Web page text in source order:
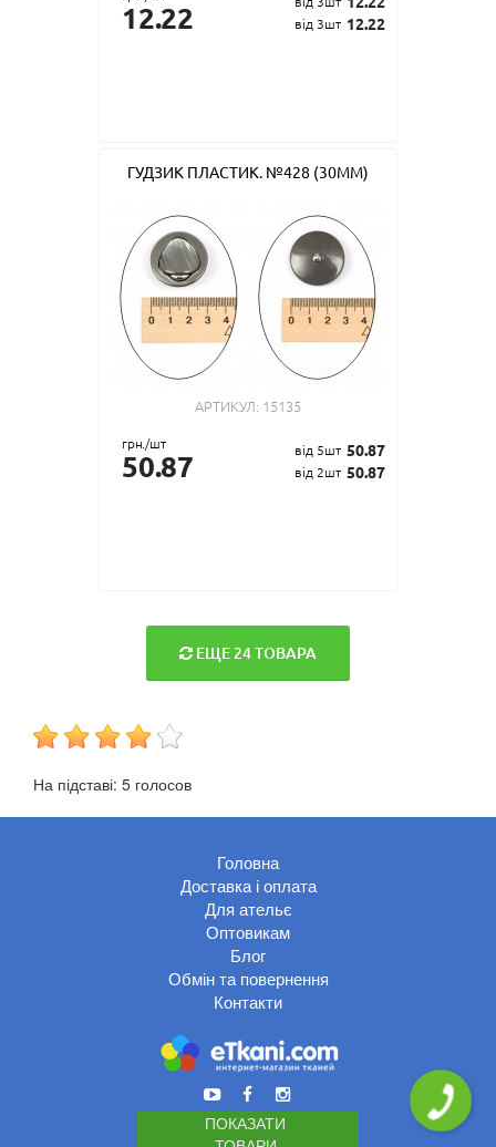
ПОКАЗАТИ
12.22 від 3шт 12.22
ГУДЗИК ПЛАСТИК. №428 (30ММ)
АРТИКУЛ: 15135
грн./шт
50.87 від 5шт 50.87
від 2шт 50.87
ЕЩЕ 24 ТОВАРА
На підставі: 5 голосов
Головна
Доставка і оплата
Для ательє
Оптовикам
Блог
Обмін та повернення
Контакти